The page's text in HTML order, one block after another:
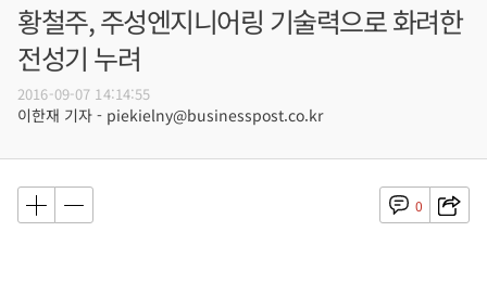
황철주, 주성엔지니어링 기술력으로 화려한
전성기 누려
2016-09-07 14:14:55
이한재 기자 - piekielny@businesspost.co.kr
0